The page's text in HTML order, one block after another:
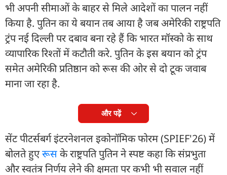
भी अपनी सीमाओं के बाहर से मिले आदेशों का पालन नहीं
किया है. पुतिन का ये बयान तब आया है जब अमेरिकी राष्ट्रपति
ट्रंप नई दिल्ली पर दबाव बना रहे हैं कि भारत मॉस्को के साथ
व्यापारिक रिश्तों में कटौती करे. पुतिन के इस बयान को ट्रंप
समेत अमेरिकी प्रतिष्ठान को रूस की ओर से दो टूक जवाब
माना जा रहा है.
और पढ़ें
सेंट पीटर्सबर्ग इंटरनेशनल इकोनॉमिक फोरम (SPIEF'26) में
बोलते हुएरूसके राष्ट्रपति पुतिन ने स्पष्ट कहा कि संप्रभुता
और स्वतंत्र निर्णय लेने की क्षमता पर कभी भी सवाल नहीं